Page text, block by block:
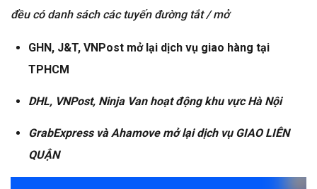
đều có danh sách các tuyến đường tắt / mở
GHN, J&T, VNPost mở lại dịch vụ giao hàng tại
TPHCM
DHL, VNPost, Ninja Van hoạt động khu vực Hà Nội
GrabExpress và Ahamove mở lại dịch vụ GIAO LIÊN
QUẬN